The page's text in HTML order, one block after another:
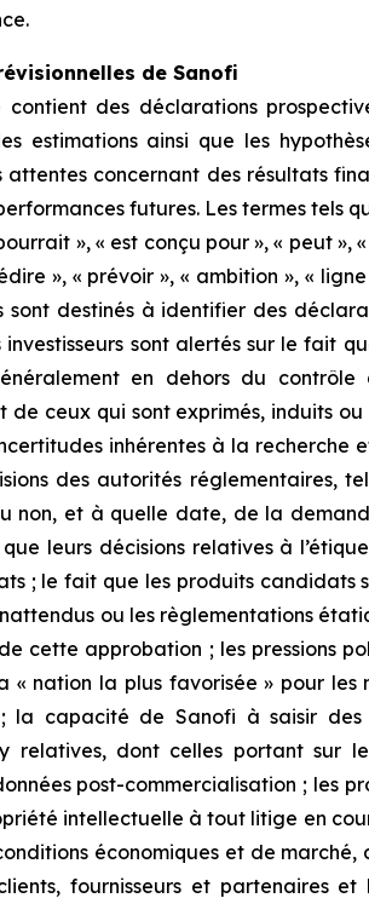
de Sanofi
contient des déclarations
estimations ainsi que les
attentes concernant des résultats
futures. Les termes tels
», « est conçu pour », « peut
», « prévoir », « ambition », «
sont destinés à identifier des
investisseurs sont alertés sur le fait
en dehors du
de ceux qui sont exprimés, induits
inhérentes à la recherche
des autorités réglementaires,
non, et à quelle date, de la
leurs décisions relatives à
; le fait que les produits candidats
ou les règlementations
cette approbation ; les pressions
« nation la plus favorisée » pour les
la capacité de Sanofi à saisir
relatives, dont celles portant sur
post-commercialisation ; les
intellectuelle à tout litige en
économiques et de
fournisseurs et partenaires